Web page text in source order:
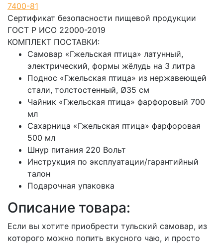
7400-81
Сертификат безопасности пищевой продукции
ГОСТ Р ИСО 22000-2019
КОМПЛЕКТ ПОСТАВКИ:
Самовар «Гжельская птица» латунный,
электрический, формы жёлудь на 3 литра
Поднос «Гжельская птица» из нержавеющей
стали, толстостенный, Ø35 см
Чайник «Гжельская птица» фарфоровый 700
мл
Сахарница «Гжельская птица» фарфоровая
500 мл
Шнур питания 220 Вольт
Инструкция по эксплуатации/гарантийный
талон
Подарочная упаковка
Описание товара:
Если вы хотите приобрести тульский самовар, из
которого можно попить вкусного чаю, и просто